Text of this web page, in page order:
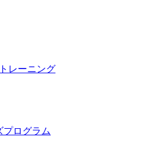
レーニング
プログラム